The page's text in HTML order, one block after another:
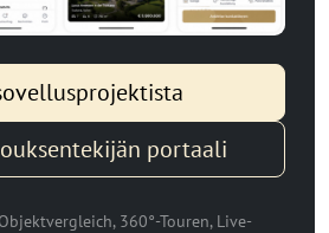
portaali
360°-Touren, Live-